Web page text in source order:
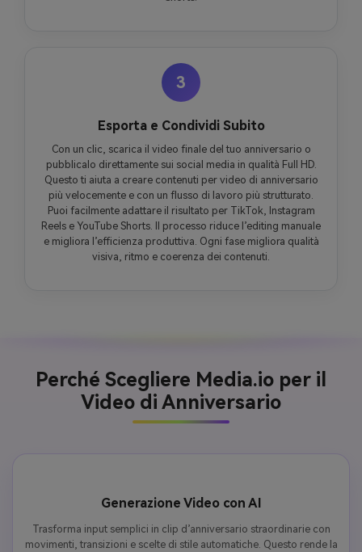
3
Esporta e Condividi Subito
Con un clic, scarica il video finale del tuo anniversario o
pubblicalo direttamente sui social media in qualità Full HD.
Questo ti aiuta a creare contenuti per video di anniversario
più velocemente e con un flusso di lavoro più strutturato.
Puoi facilmente adattare il risultato per TikTok, Instagram
Reels e YouTube Shorts. Il processo riduce l’editing manuale
e migliora l’efficienza produttiva. Ogni fase migliora qualità
visiva, ritmo e coerenza dei contenuti.
Perché Scegliere Media.io per il
Video di Anniversario
Generazione Video con AI
Trasforma input semplici in clip d’anniversario straordinarie con
movimenti, transizioni e scelte di stile automatiche. Questo rende la